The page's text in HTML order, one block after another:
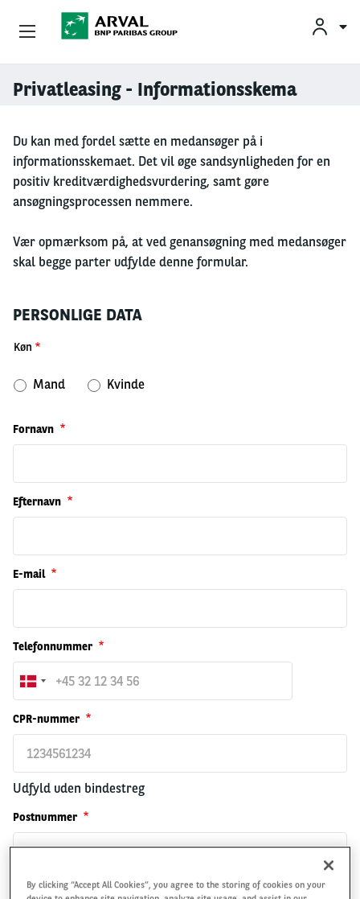
Gå til hovedindhold
Privatleasing - Informationsskema
Du kan med fordel sætte en medansøger på i
informationsskemaet. Det vil øge sandsynligheden for en
positiv kreditværdighedsvurdering, samt gøre
ansøgningsprocessen nemmere.
Vær opmærksom på, at ved genansøgning med medansøger
skal begge parter udfylde denne formular.
PERSONLIGE DATA
Køn
Mand Kvinde
Fornavn
Efternavn
E-mail
Telefonnummer
CPR-nummer
Udfyld uden bindestreg
Postnummer
By
Privatleasing
Mobilitetsløsninger
Partnere
Om Arval
By clicking “Accept All Cookies”, you agree to the storing of cookies on your